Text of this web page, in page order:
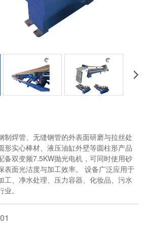
制焊管、无缝钢管的外表面研磨与拉丝处
形实心棒材、液压油缸外壁等圆柱形产品
备双变频7.5KW抛光电机，可同时使用砂
表面光洁度与加工效率。 设备广泛应用于
工、净水处理、压力容器、化妆品、污水
。